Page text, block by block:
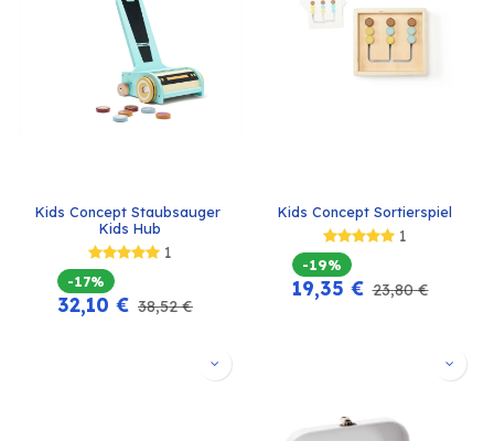
Kids Concept Staubsauger
Kids Hub
1
-17%
32,10 € 38,52€
Kids Concept Sortierspiel
1
-19%
19,35 € 23,80€